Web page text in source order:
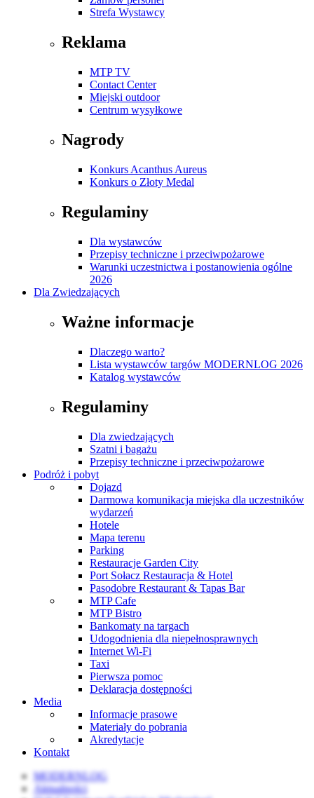
Strefa Wystawcy
Reklama
MTP TV
Contact Center
Miejski outdoor
Centrum wysyłkowe
Nagrody
Konkurs Acanthus Aureus
Konkurs o Złoty Medal
Regulaminy
Dla wystawców
Przepisy techniczne i przeciwpożarowe
Warunki uczestnictwa i postanowienia ogólne
2026
Dla Zwiedzających
Ważne informacje
Dlaczego warto?
Lista wystawców targów MODERNLOG 2026
Katalog wystawców
Regulaminy
Dla zwiedzających
Szatni i bagażu
Przepisy techniczne i przeciwpożarowe
Podróż i pobyt
Dojazd
Darmowa komunikacja miejska dla uczestników
wydarzeń
Hotele
Mapa terenu
Parking
Restauracje Garden City
Port Sołacz Restauracja & Hotel
Pasodobre Restaurant & Tapas Bar
MTP Cafe
MTP Bistro
Bankomaty na targach
Udogodnienia dla niepełnosprawnych
Internet Wi-Fi
Taxi
Pierwsza pomoc
Deklaracja dostępności
Media
Informacje prasowe
Materiały do pobrania
Akredytacje
Kontakt
MODERNLOG
Aktualności